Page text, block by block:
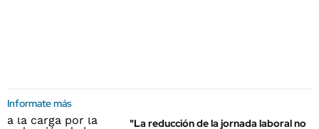
Informate más
"La reducción de la jornada laboral no